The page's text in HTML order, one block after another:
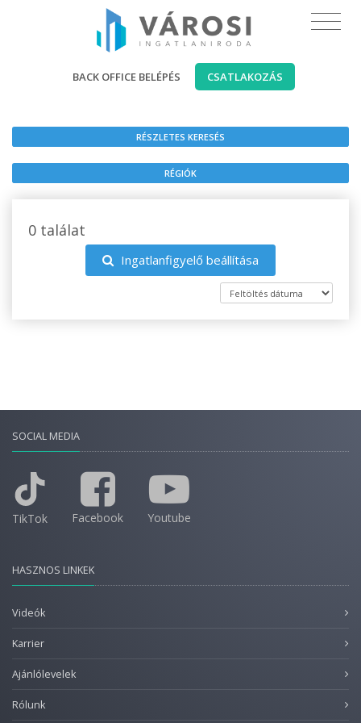
BACK OFFICE BELÉPÉS CSATLAKOZÁS
RÉSZLETES KERESÉS
RÉGIÓK
0 találat
Ingatlanfigyelő beállítása
SOCIAL MEDIA
TikTok Facebook Youtube
HASZNOS LINKEK
Videók
Karrier
Ajánlólevelek
Rólunk